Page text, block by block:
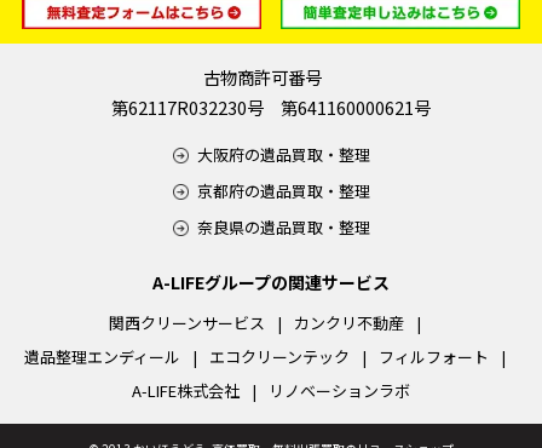
古物商許可番号
第62117R032230号 第641160000621号
大阪府の遺品買取・整理
京都府の遺品買取・整理
奈良県の遺品買取・整理
A-LIFEグループの関連サービス
関西クリーンサービス
カンクリ不動産
遺品整理エンディール
エコクリーンテック
フィルフォート
A-LIFE株式会社
リノベーションラボ